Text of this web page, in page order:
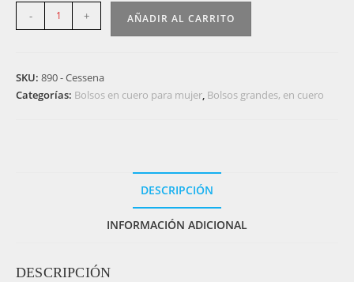
-
en
cuero
- + AÑADIR AL CARRITO
SKU: 890 - Cessena
Categorías: Bolsos en cuero para mujer, Bolsos grandes, en cuero
DESCRIPCIÓN
INFORMACIÓN ADICIONAL
DESCRIPCIÓN